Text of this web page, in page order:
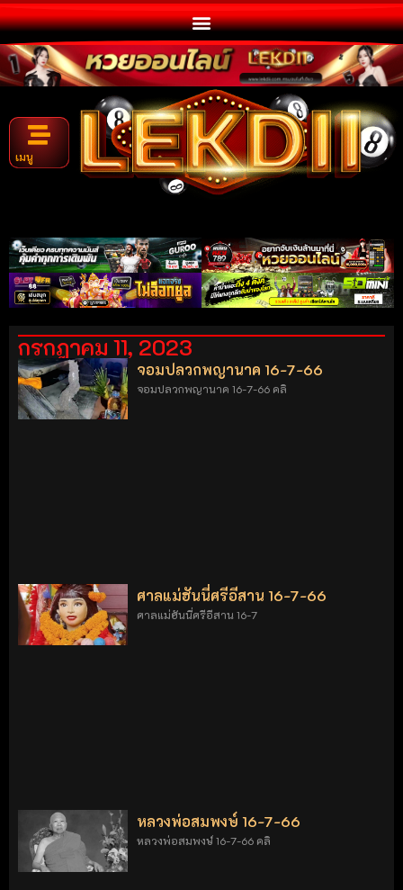
เมนู
กรกฎาคม 11, 2023
จอมปลวกพญานาค 16-7-66
จอมปลวกพญานาค 16-7-66 คลิ
ศาลแม่ฮันนี่ศรีอีสาน 16-7-66
ศาลแม่ฮันนี่ศรีอีสาน 16-7
หลวงพ่อสมพงษ์ 16-7-66
หลวงพ่อสมพงษ์ 16-7-66 คลิ